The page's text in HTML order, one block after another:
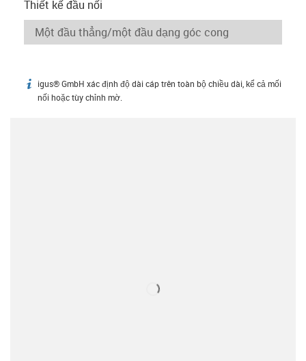
Thiết kế đầu nối
igus-icon-info
igus® GmbH xác định độ dài cáp trên toàn bộ chiều dài, kể cả mối
nối hoặc tùy chỉnh mờ.